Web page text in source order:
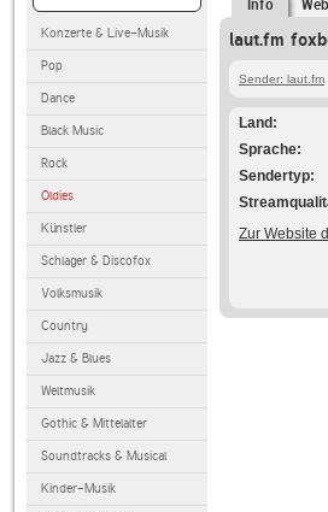
Konzerte & Live-Musik
Pop
Dance
Black Music
Rock
Oldies
Künstler
Schlager & Discofox
Volksmusik
Country
Jazz & Blues
Weltmusik
Gothic & Mittelalter
Soundtracks & Musical
Kinder-Musik
Info
laut.fm
Sender: laut.fm
Land
Sprache
Sendertyp
Zur Website